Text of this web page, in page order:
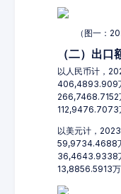
（图一：
（二）出口
以人民币计，
406,4893.909
266,7468.7152
112,9476.7073
以美元计，
59,9734.4688
36,4643.9338
13,8856.5913